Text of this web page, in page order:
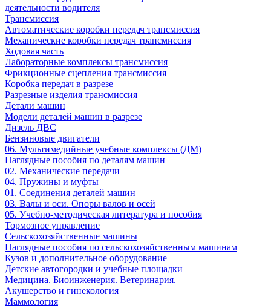
деятельности водителя
Трансмиссия
Автоматические коробки передач трансмиссия
Механические коробки передач трансмиссия
Ходовая часть
Лабораторные комплексы трансмиссия
Фрикционные сцепления трансмиссия
Коробка передач в разрезе
Разрезные изделия трансмиссия
Детали машин
Модели деталей машин в разрезе
Дизель ДВС
Бензиновые двигатели
06. Мультимедийные учебные комплексы (ДМ)
Наглядные пособия по деталям машин
02. Механические передачи
04. Пружины и муфты
01. Соединения деталей машин
03. Валы и оси. Опоры валов и осей
05. Учебно-методическая литература и пособия
Тормозное управление
Сельскохозяйственные машины
Наглядные пособия по сельскохозяйственным машинам
Кузов и дополнительное оборудование
Детские автогородки и учебные площадки
Медицина. Биоинженерия. Ветеринария.
Акушерство и гинекология
Маммология